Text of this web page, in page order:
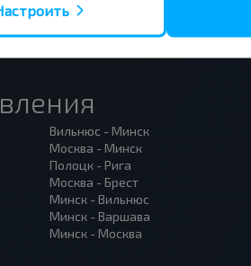
Вильнюс - Минск
Москва - Минск
Полоцк - Рига
Москва - Брест
Минск - Вильнюс
Минск - Варшава
Минск - Москва